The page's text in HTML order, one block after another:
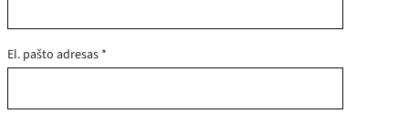
El. pašto adresas *